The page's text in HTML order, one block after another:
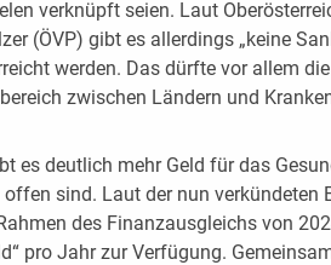
verknüpft seien. Laut
(ÖVP) gibt es allerdings „keine
werden. Das dürfte vor allem
zwischen Ländern und
es deutlich mehr Geld für das
sind. Laut der nun verkündeten
des Finanzausgleichs von
pro Jahr zur Verfügung.